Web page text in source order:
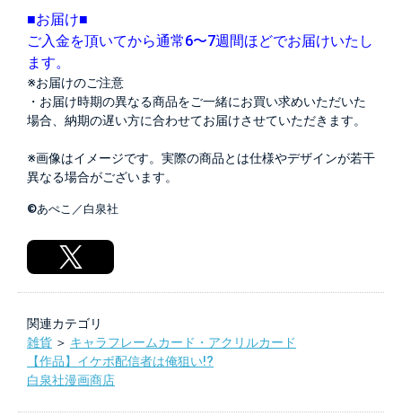
■お届け■
ご入金を頂いてから通常6〜7週間ほどでお届けいたし
ます。
※お届けのご注意
・お届け時期の異なる商品をご一緒にお買い求めいただいた
場合、納期の遅い方に合わせてお届けさせていただきます。
※画像はイメージです。実際の商品とは仕様やデザインが若干
異なる場合がございます。
©あぺこ／白泉社
関連カテゴリ
雑貨 ＞ キャラフレームカード・アクリルカード
【作品】イケボ配信者は俺狙い!?
白泉社漫画商店